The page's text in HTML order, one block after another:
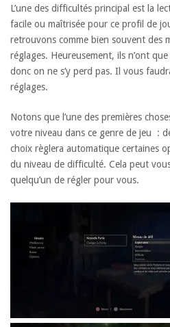
L’une des difficultés principal est la
facile ou maîtrisée pour ce profil de
retrouvons comme bien souvent des
réglages. Heureusement, ils n’ont
donc on ne s’y perd pas. Il vous
réglages.
Notons que l’une des premières
votre niveau dans ce genre de jeu :
choix règlera automatique certaines
du niveau de difficulté. Cela peut
quelqu’un de régler pour vous.